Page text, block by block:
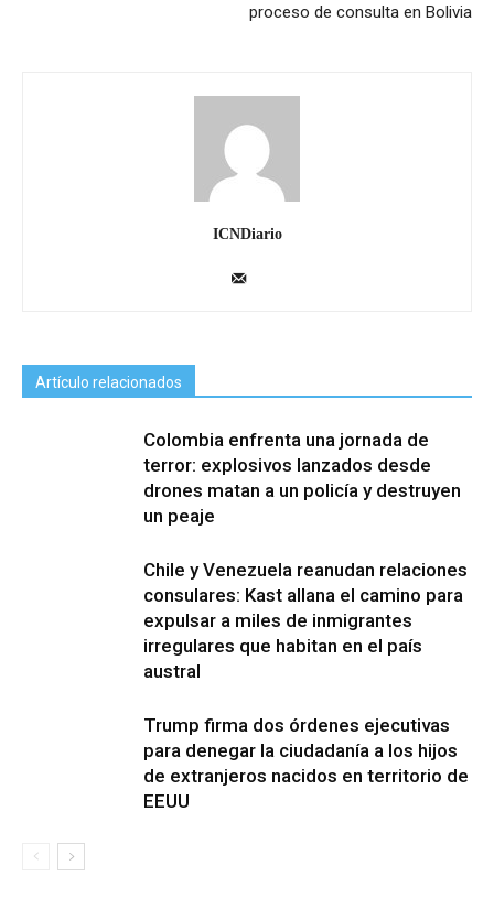
proceso de consulta en Bolivia
ICNDiario
Artículo relacionados
Colombia enfrenta una jornada de
terror: explosivos lanzados desde
drones matan a un policía y destruyen
un peaje
Chile y Venezuela reanudan relaciones
consulares: Kast allana el camino para
expulsar a miles de inmigrantes
irregulares que habitan en el país
austral
Trump firma dos órdenes ejecutivas
para denegar la ciudadanía a los hijos
de extranjeros nacidos en territorio de
EEUU